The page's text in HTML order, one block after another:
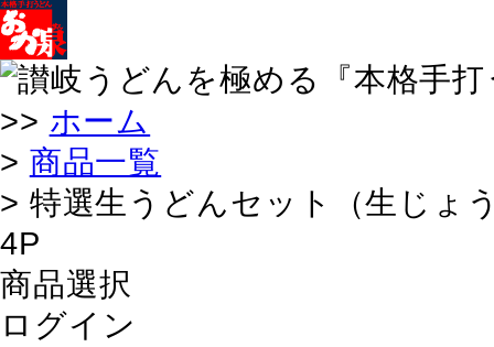
>> ホーム
> 商品一覧
> 特選生うどんセット（生じょ
4P
商品選択
ログイン